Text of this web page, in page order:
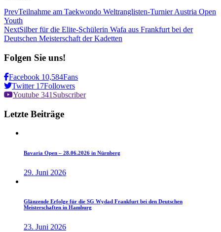
PrevTeilnahme am Taekwondo Weltranglisten-Turnier Austria Open
Youth
NextSilber für die Elite-Schülerin Wafa aus Frankfurt bei der
Deutschen Meisterschaft der Kadetten
Folgen Sie uns!
Facebook 10,584Fans
Twitter 17Followers
Youtube 341 Subscriber
Letzte Beiträge
Bavaria Open – 28.06.2026 in Nürnberg
29. Juni 2026
Glänzende Erfolge für die SG Wydad Frankfurt bei den Deutschen
Meisterschaften in Hamburg
23. Juni 2026